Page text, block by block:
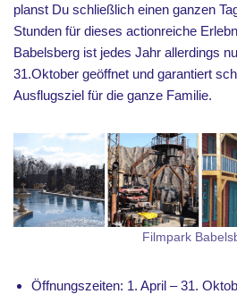
planst Du schließlich einen ganzen
Stunden für dieses actionreiche
Babelsberg ist jedes Jahr allerdings
31.Oktober geöffnet und garantiert
Ausflugsziel für die ganze Familie.
Filmpark
Öffnungszeiten: 1. April – 31.